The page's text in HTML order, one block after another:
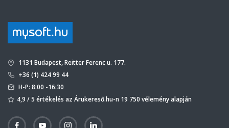
1131 Budapest, Reitter Ferenc u. 177.
+36 (1) 424 99 44
H-P: 8:00 -16:30
4,9 / 5 értékelés az Árukereső.hu-n 19 750 vélemény alapján